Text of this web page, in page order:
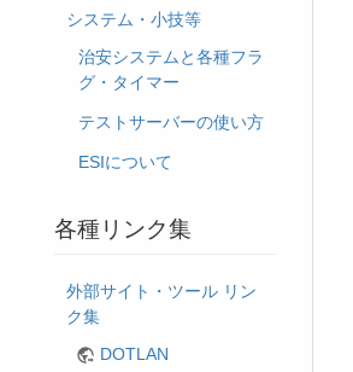
システム・小技等
治安システムと各種フラ
グ・タイマー
テストサーバーの使い方
ESIについて
各種リンク集
外部サイト・ツール リン
ク集
DOTLAN